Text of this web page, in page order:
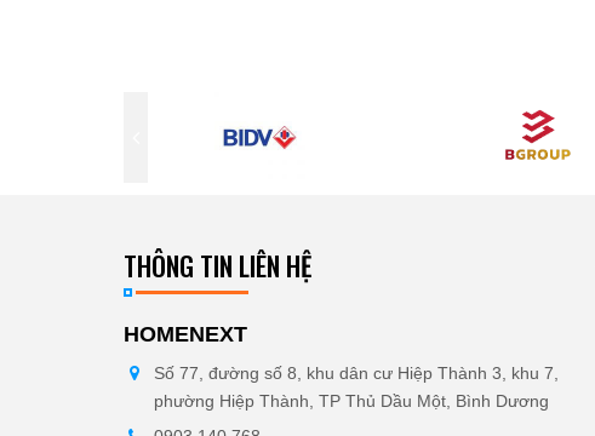
THÔNG TIN LIÊN HỆ
HOMENEXT
Số 77, đường số 8, khu dân cư Hiệp Thành 3, khu 7,
phường Hiệp Thành, TP Thủ Dầu Một, Bình Dương